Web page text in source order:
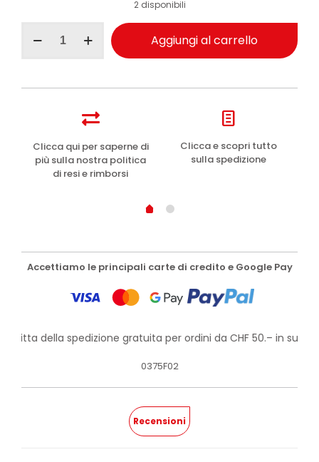
2 disponibili
del
75ml
quantità
Aggiungi al carrello
Clicca qui per saperne di
più sulla nostra politica
di resi e rimborsi
Clicca e scopri tutto
sulla spedizione
Accettiamo le principali carte di credito e Google Pay
della spedizione gratuita per ordini da CHF 50.– in su!
0375F02
Recensioni